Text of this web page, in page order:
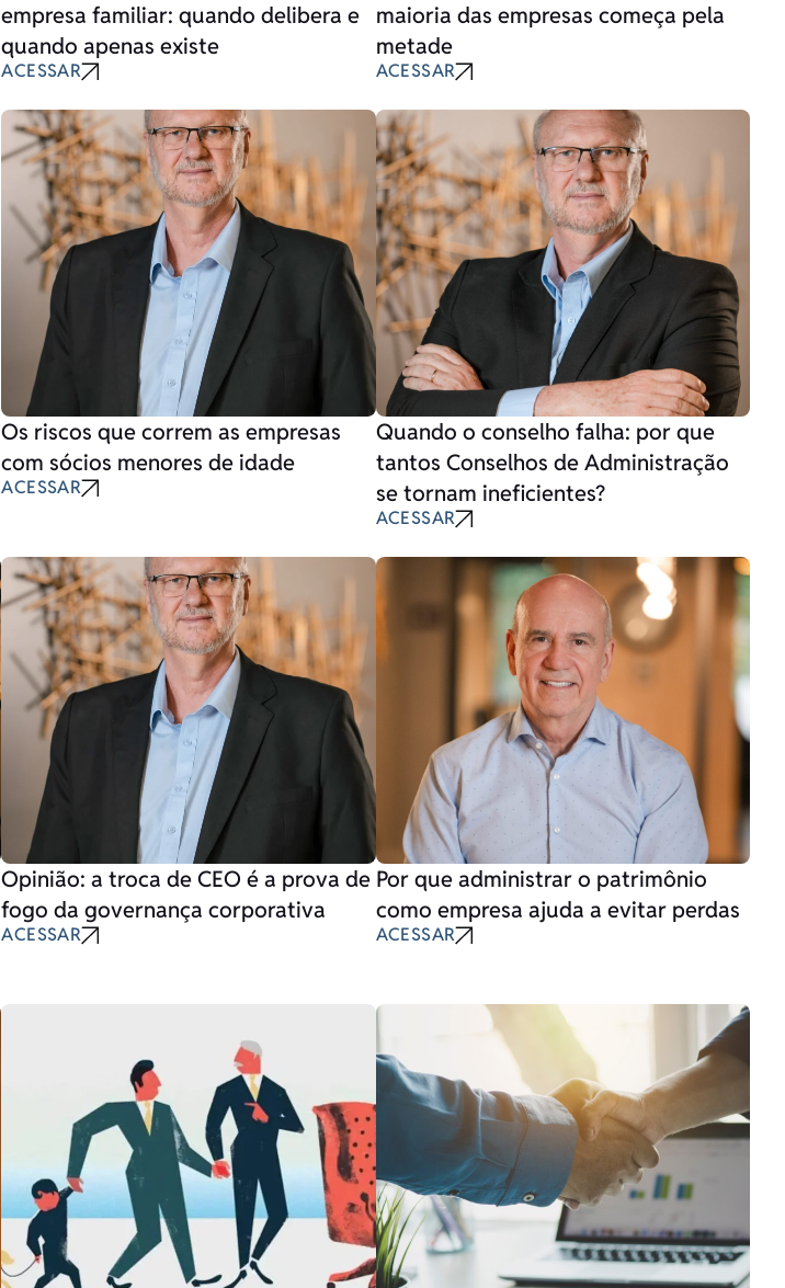
empresa familiar: quando delibera e
quando apenas existe
ACESSAR
maioria das empresas começa pela
metade
ACESSAR
Os riscos que correm as empresas
com sócios menores de idade
ACESSAR
Quando o conselho falha: por que
tantos Conselhos de Administração
se tornam ineficientes?
ACESSAR
Opinião: a troca de CEO é a prova de
fogo da governança corporativa
ACESSAR
Por que administrar o patrimônio
como empresa ajuda a evitar perdas
ACESSAR